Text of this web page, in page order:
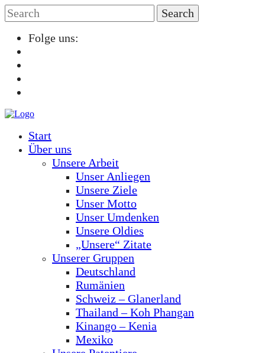
Folge uns:
Start
Über uns
Unsere Arbeit
Unser Anliegen
Unsere Ziele
Unser Motto
Unser Umdenken
Unsere Oldies
„Unsere“ Zitate
Unserer Gruppen
Deutschland
Rumänien
Schweiz – Glanerland
Thailand – Koh Phangan
Kinango – Kenia
Mexiko